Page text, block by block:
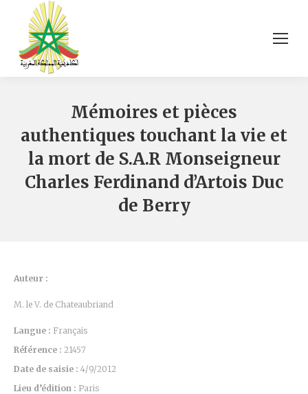
Mémoires et pièces
authentiques touchant la vie et
la mort de S.A.R Monseigneur
Charles Ferdinand d’Artois Duc
de Berry
Auteur :
M. le V. de Chateaubriand
Langue : Français
Référence : 21457
Date de saisie : 4/9/2012
Lieu d’édition : Paris